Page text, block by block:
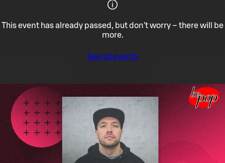
This event has already passed, but don't worry – there will be
more.
See all events